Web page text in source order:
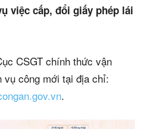
việc cấp, đổi giấy phép lái
CSGT chính thức vận
vụ công mới tại địa chỉ:
.